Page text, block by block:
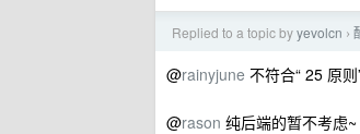
Replied to a topic byyevolcn ›
@rainyjune 不符合“ 25 原
@rason 纯后端的暂不考虑~